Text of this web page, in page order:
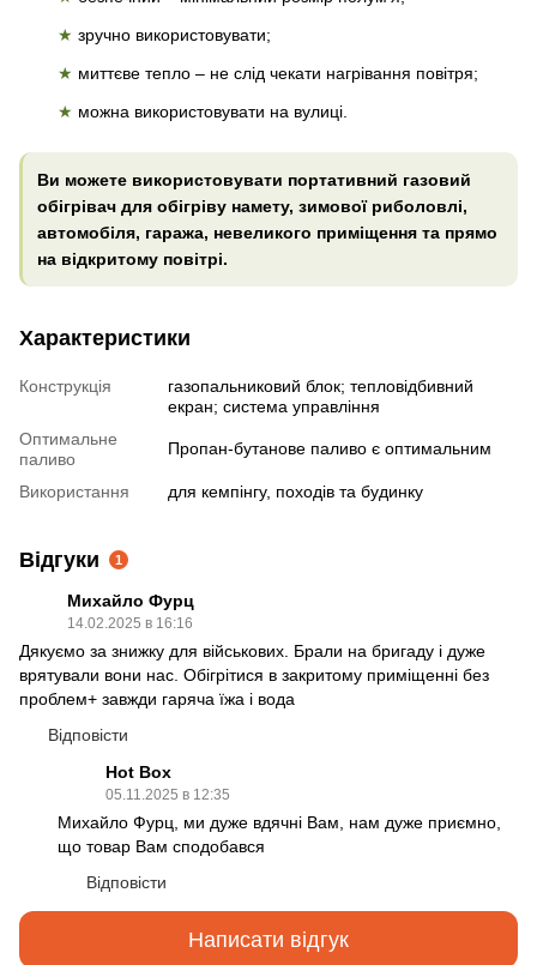
★ зручно використовувати;
★ миттєве тепло – не слід чекати нагрівання повітря;
★ можна використовувати на вулиці.
Ви можете використовувати портативний газовий
обігрівач для обігріву намету, зимової риболовлі,
автомобіля, гаража, невеликого приміщення та прямо
на відкритому повітрі.
Характеристики
Конструкція
газопальниковий блок; тепловідбивний
екран; система управління
Оптимальне
паливо
Пропан-бутанове паливо є оптимальним
Використання для кемпінгу, походів та будинку
Відгуки 1
Михайло Фурц
14.02.2025 в 16:16
Дякуємо за знижку для військових. Брали на бригаду і дуже
врятували вони нас. Обігрітися в закритому приміщенні без
проблем+ завжди гаряча їжа і вода
Відповісти
Hot Box
05.11.2025 в 12:35
Михайло Фурц, ми дуже вдячні Вам, нам дуже приємно,
що товар Вам сподобався
Відповісти
Написати відгук